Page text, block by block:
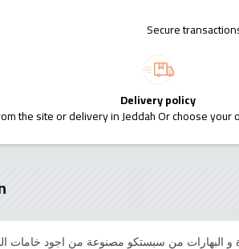
Secure
Delivery policy
the site or delivery in Jeddah Or choose
و البهارات من سبستكو مصنوعة من اجود خامات